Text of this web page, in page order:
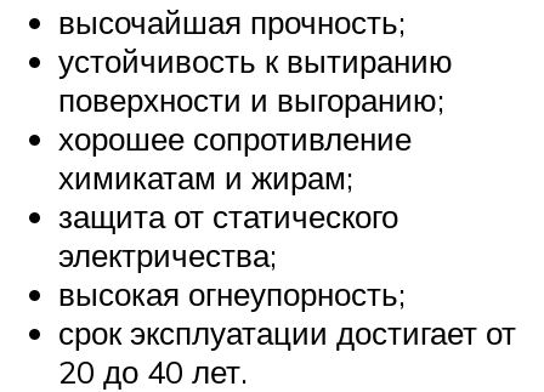
высочайшая прочность;
устойчивость к вытиранию
поверхности и выгоранию;
хорошее сопротивление
химикатам и жирам;
защита от статического
электричества;
высокая огнеупорность;
срок эксплуатации достигает от
20 до 40 лет.